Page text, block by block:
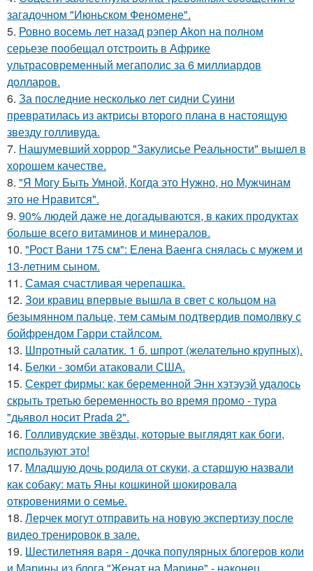
загадочном "Июньском Феномене".
5. Ровно восемь лет назад рэпер Akon на полном
серьезе пообещал отстроить в Африке
ультрасовременный мегаполис за 6 миллиардов
долларов.
6. За последние несколько лет сидни Суини
превратилась из актрисы второго плана в настоящую
звезду голливуда.
7. Нашумевший хоррор "Закулисье Реальности" вышел в
хорошем качестве.
8. "Я Могу Быть Умной, Когда это Нужно, но Мужчинам
это не Нравится".
9. 90% людей даже не догадываются, в каких продуктах
больше всего витаминов и минералов.
10. "Рост Вани 175 см": Елена Ваенга снялась с мужем и
13-летним сыном.
11. Самая счастливая черепашка.
12. Зои кравиц впервые вышла в свет с кольцом на
безымянном пальце, тем самым подтвердив помолвку с
бойфрендом Гарри стайлсом.
13. Шпротный салатик. 1 б. шпрот (желательно крупных).
14. Белки - зомби атаковали США.
15. Секрет фирмы: как беременной Энн хэтэуэй удалось
скрыть третью беременность во время промо - тура
"дьявол носит Prada 2".
16. Голливудские звёзды, которые выглядят как боги,
используют это!
17. Младшую дочь родила от скуки, а старшую назвали
как собаку: мать Яны кошкиной шокировала
откровениями о семье.
18. Лерчек могут отправить на новую экспертизу после
видео тренировок в зале.
19. Шестилетняя варя - дочка популярных блогеров коли